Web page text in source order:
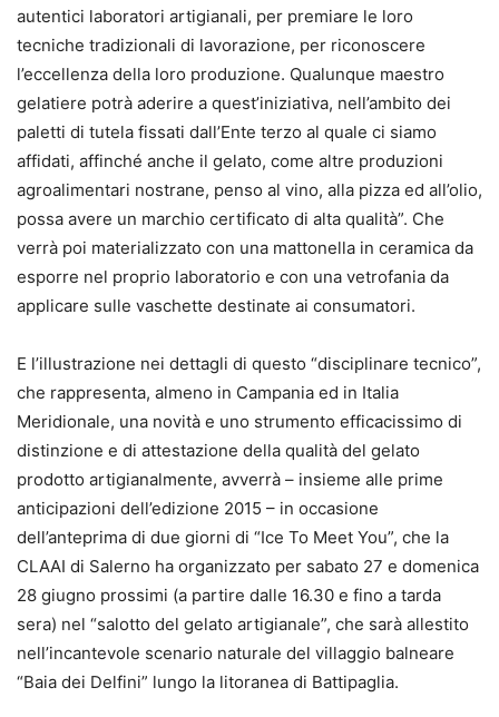
autentici laboratori artigianali, per premiare le loro
tecniche tradizionali di lavorazione, per riconoscere
l’eccellenza della loro produzione. Qualunque maestro
gelatiere potrà aderire a quest’iniziativa, nell’ambito dei
paletti di tutela fissati dall’Ente terzo al quale ci siamo
affidati, affinché anche il gelato, come altre produzioni
agroalimentari nostrane, penso al vino, alla pizza ed all’olio,
possa avere un marchio certificato di alta qualità”. Che
verrà poi materializzato con una mattonella in ceramica da
esporre nel proprio laboratorio e con una vetrofania da
applicare sulle vaschette destinate ai consumatori.
E l’illustrazione nei dettagli di questo “disciplinare tecnico”,
che rappresenta, almeno in Campania ed in Italia
Meridionale, una novità e uno strumento efficacissimo di
distinzione e di attestazione della qualità del gelato
prodotto artigianalmente, avverrà – insieme alle prime
anticipazioni dell’edizione 2015 – in occasione
dell’anteprima di due giorni di “Ice To Meet You”, che la
CLAAI di Salerno ha organizzato per sabato 27 e domenica
28 giugno prossimi (a partire dalle 16.30 e fino a tarda
sera) nel “salotto del gelato artigianale”, che sarà allestito
nell’incantevole scenario naturale del villaggio balneare
“Baia dei Delfini” lungo la litoranea di Battipaglia.